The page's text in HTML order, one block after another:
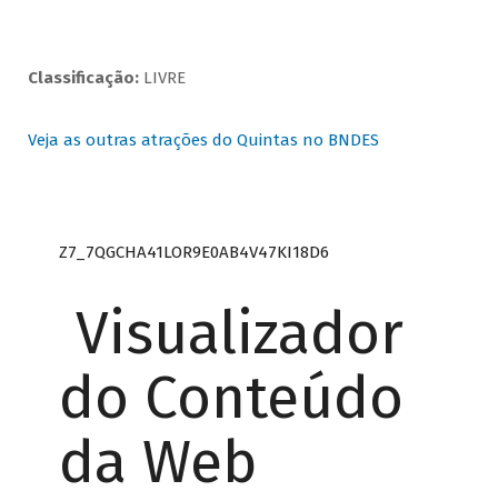
Classificação: LIVRE
Veja as outras atrações do Quintas no BNDES
Z7_7QGCHA41LOR9E0AB4V47KI18D6
Visualizador
do Conteúdo
da Web